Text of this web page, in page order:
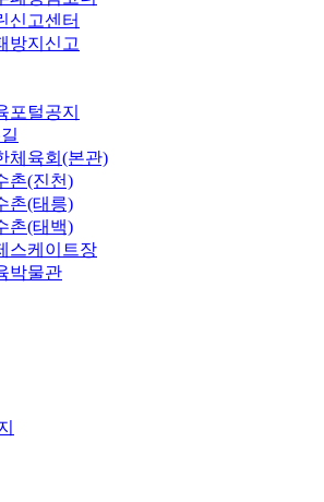
신고센터
방지신고
포털공지
체육회(본관)
촌(진천)
촌(태릉)
촌(태백)
스케이트장
박물관